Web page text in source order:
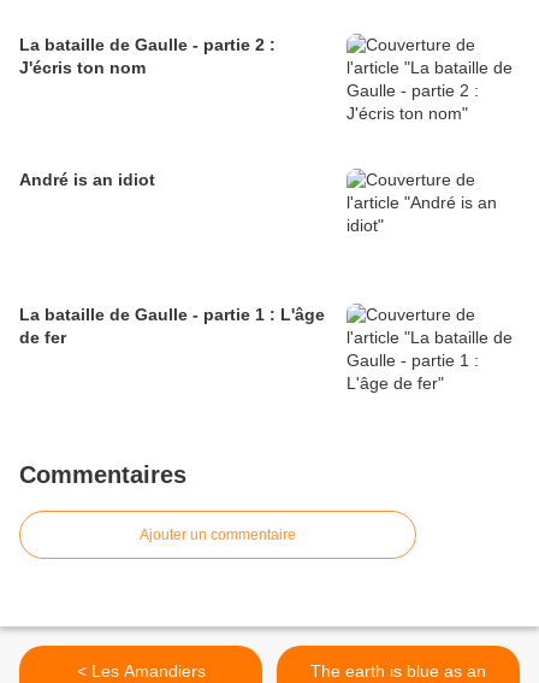
La bataille de Gaulle - partie 2 :
J'écris ton nom
André is an idiot
La bataille de Gaulle - partie 1 : L'âge
de fer
Commentaires
Ajouter un commentaire
< Les Amandiers
The earth is blue as an